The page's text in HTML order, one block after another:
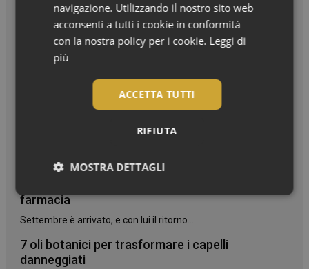
farmacia
Settembre è arrivato, e con lui il ritorno...
7 oli botanici per trasformare i capelli
danneggiati
navigazione. Utilizzando il nostro sito web
acconsenti a tutti i cookie in conformità
con la nostra policy per i cookie. Leggi di
più
ACCETTA TUTTI
RIFIUTA
MOSTRA DETTAGLI
Necessari